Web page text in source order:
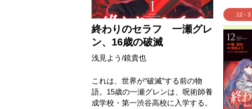
終わりのセラフ 一瀬グレ
ン、16歳の破滅
浅見よう /鏡貴也
これは、世界が“破滅”する前の物
語。15歳の一瀬グレンは、呪術師養
成学校・第一渋谷高校に入学する。
12 - 3